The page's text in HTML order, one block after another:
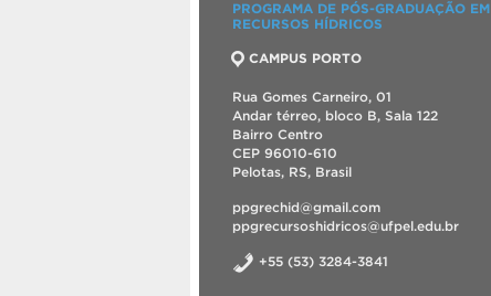
PROGRAMA DE PÓS-GRADUAÇÃO EM
RECURSOS HÍDRICOS
CAMPUS PORTO
Rua Gomes Carneiro, 01
Andar térreo, bloco B, Sala 122
Bairro Centro
CEP 96010-610
Pelotas, RS, Brasil
ppgrechid@gmail.com
ppgrecursoshidricos@ufpel.edu.br
+55 (53) 3284-3841